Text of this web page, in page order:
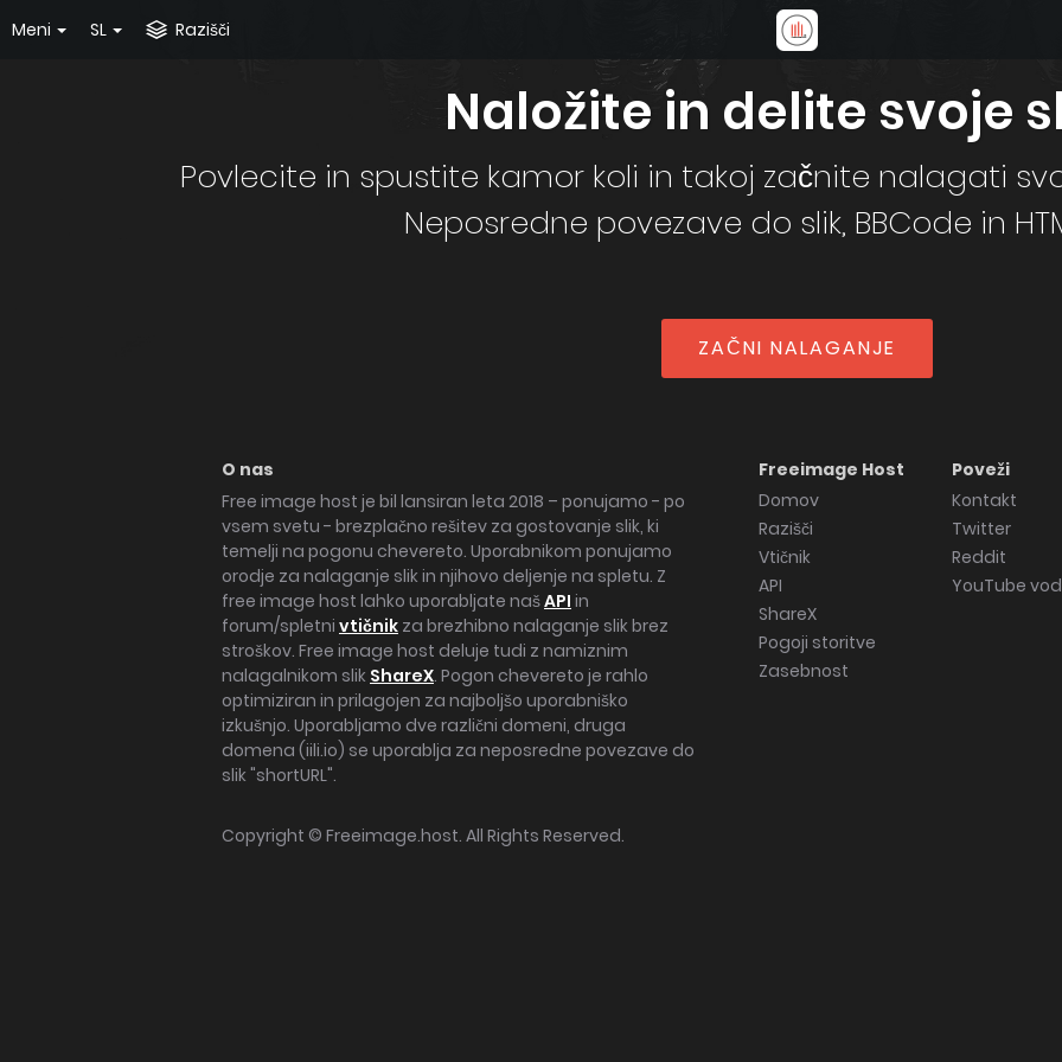
Meni SL Razišči
Naložite in delite svoje
Povlecite in spustite kamor koli in takoj začnite nalagati
Neposredne povezave do slik, BBCode in
ZAČNI NALAGANJE
O nas
Free image host je bil lansiran leta 2018 – ponujamo - po
vsem svetu - brezplačno rešitev za gostovanje slik, ki
temelji na pogonu chevereto. Uporabnikom ponujamo
orodje za nalaganje slik in njihovo deljenje na spletu. Z
free image host lahko uporabljate našAPI in
forum/spletni vtičnik za brezhibno nalaganje slik brez
stroškov. Free image host deluje tudi z namiznim
nalagalnikom slik ShareX. Pogon chevereto je rahlo
optimiziran in prilagojen za najboljšo uporabniško
izkušnjo. Uporabljamo dve različni domeni, druga
domena (iili.io) se uporablja za neposredne povezave do
slik "shortURL".
Freeimage Host
Domov
Razišči
Vtičnik
API
ShareX
Pogoji storitve
Zasebnost
Poveži
Kontakt
Twitter
Reddit
YouTube
Copyright © Freeimage.host. All Rights Reserved.